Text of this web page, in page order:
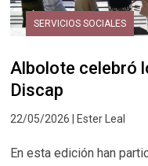
SERVICIOS SOCIALES
Albolote celebró
Discap
22/05/2026 | Ester Leal
En esta edición han